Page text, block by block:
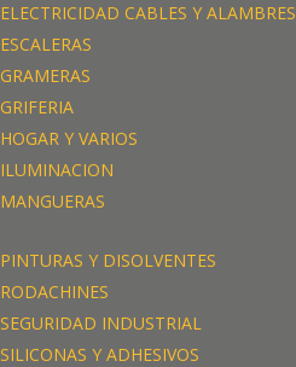
ELECTRICIDAD CABLES Y ALAMBRES
ESCALERAS
GRAMERAS
GRIFERIA
HOGAR Y VARIOS
ILUMINACION
MANGUERAS
PINTURAS Y DISOLVENTES
RODACHINES
SEGURIDAD INDUSTRIAL
SILICONAS Y ADHESIVOS